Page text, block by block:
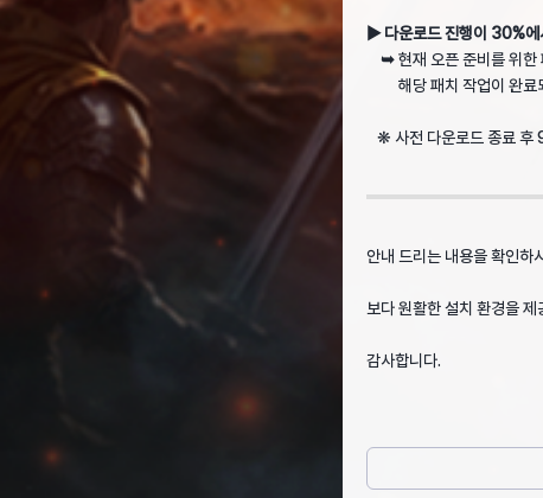
▶ 다운로드 진행이 30%에
➥현재 오픈 준비를 위한
해당 패치 작업이 완료
❋ 사전 다운로드 종료 후
안내 드리는 내용을 확인하
보다 원활한 설치 환경을
감사합니다.